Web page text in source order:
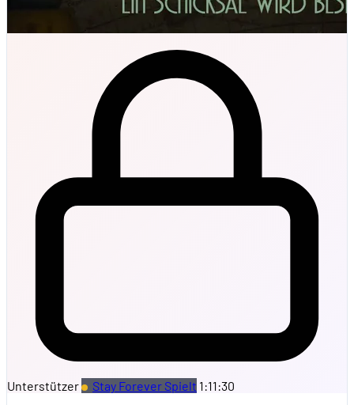
Unterstützer Stay Forever Spielt 1:11:30